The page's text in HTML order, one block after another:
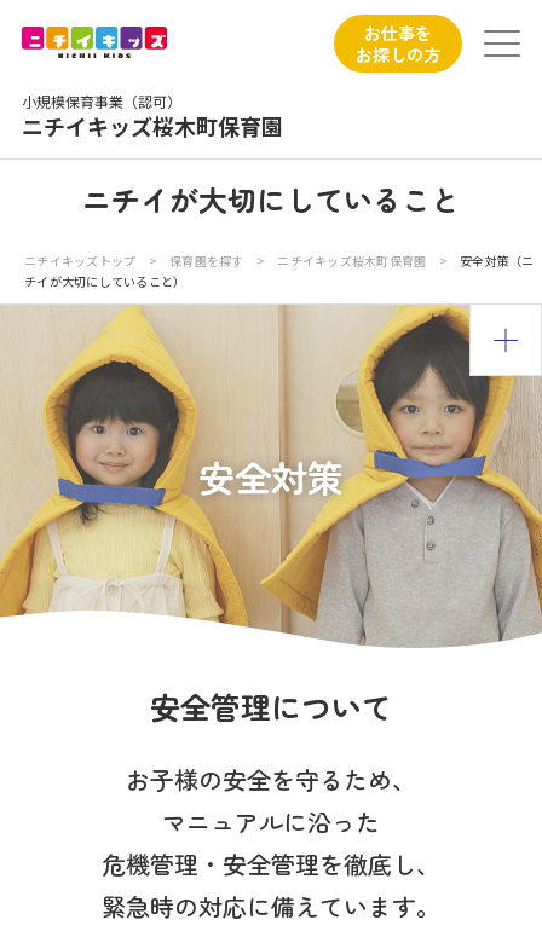
小規模保育事業（認可）
ニチイキッズ桜木町保育園
お仕事を
お探しの方
ニチイが大切にしていること
お食事
保育園見学
入園の概要
子育てひろばのご紹介
写真販売サービス
お仕事をお探しの方
保育園に関するお問い合わせ
プライバシーポリシー サイトのご利用について
サイトマップ ニチイ学館オフィシャルサイト
ニチイが大切にしていること
ニチイキッズトップ > 保育園を探す > ニチイキッズ桜木町保育園 >
安全対策（ニ
チイが大切にしていること）
安全対策
安全管理について
お子様の安全を守るため、
マニュアルに沿った
危機管理・安全管理を徹底し、
緊急時の対応に備えています。